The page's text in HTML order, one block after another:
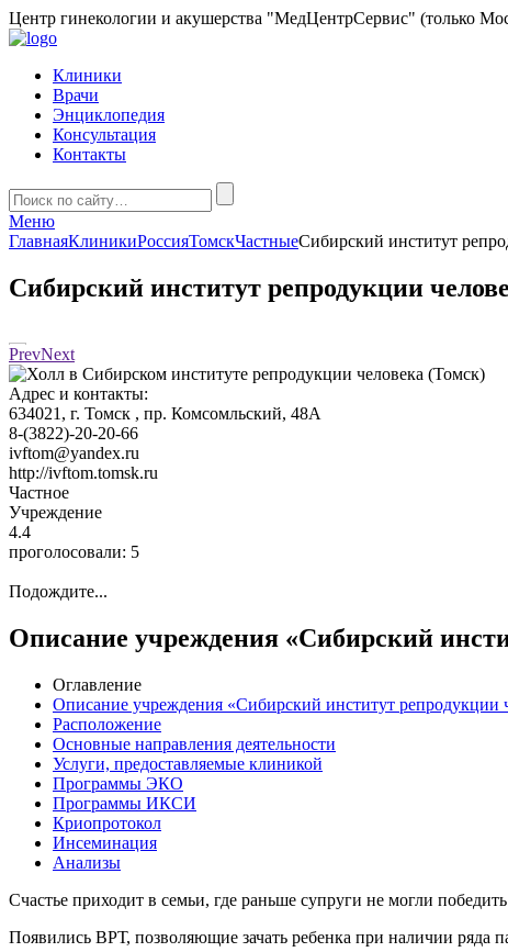
Центр гинекологии и акушерства "МедЦентрСервис" (только
Клиники
Врачи
Энциклопедия
Консультация
Контакты
Меню
ГлавнаяКлиникиРоссияТомскЧастныеСибирский институт
Сибирский институт репродукции
PrevNext
Адрес и контакты:
634021, г. Томск , пр. Комсомльский, 48А
8-(3822)-20-20-66
ivftom@yandex.ru
http://ivftom.tomsk.ru
Частное
Учреждение
4.4
проголосовали: 5
Подождите...
Описание учреждения «Сибирский
Оглавление
Описание учреждения «Сибирский институт репродукции
Расположение
Основные направления деятельности
Услуги, предоставляемые клиникой
Программы ЭКО
Программы ИКСИ
Криопротокол
Инсеминация
Анализы
Счастье приходит в семьи, где раньше супруги не могли победить
Появились ВРТ, позволяющие зачать ребенка при наличии ряда